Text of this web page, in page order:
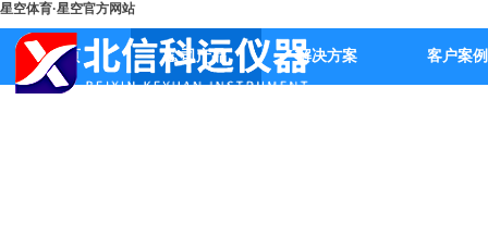
星空体育·星空官方网站
首页 公司产品 解决方案 客户案例